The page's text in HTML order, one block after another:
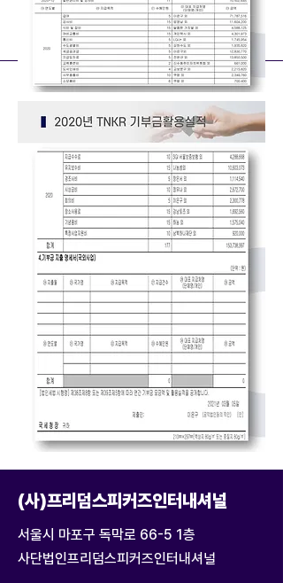
(사)프리덤스피커즈인터내셔널
서울시 마포구 독막로 66-5 1층
사단법인프리덤스피커즈인터내셔널